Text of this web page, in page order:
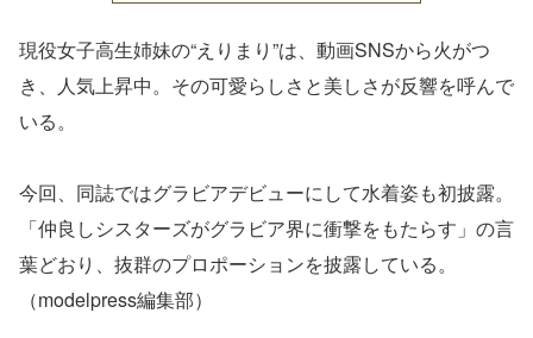
現役女子高生姉妹の“えりまり”は、動画SNSから火がつ
き、人気上昇中。その可愛らしさと美しさが反響を呼んで
いる。
今回、同誌ではグラビアデビューにして水着姿も初披露。
「仲良しシスターズがグラビア界に衝撃をもたらす」の言
葉どおり、抜群のプロポーションを披露している。
（modelpress編集部）